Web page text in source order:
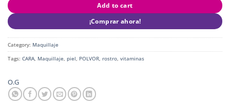
Add to cart
¡Comprar ahora!
Category: Maquillaje
Tags: CARA, Maquillaje, piel, POLVOR, rostro, vitaminas
O.G